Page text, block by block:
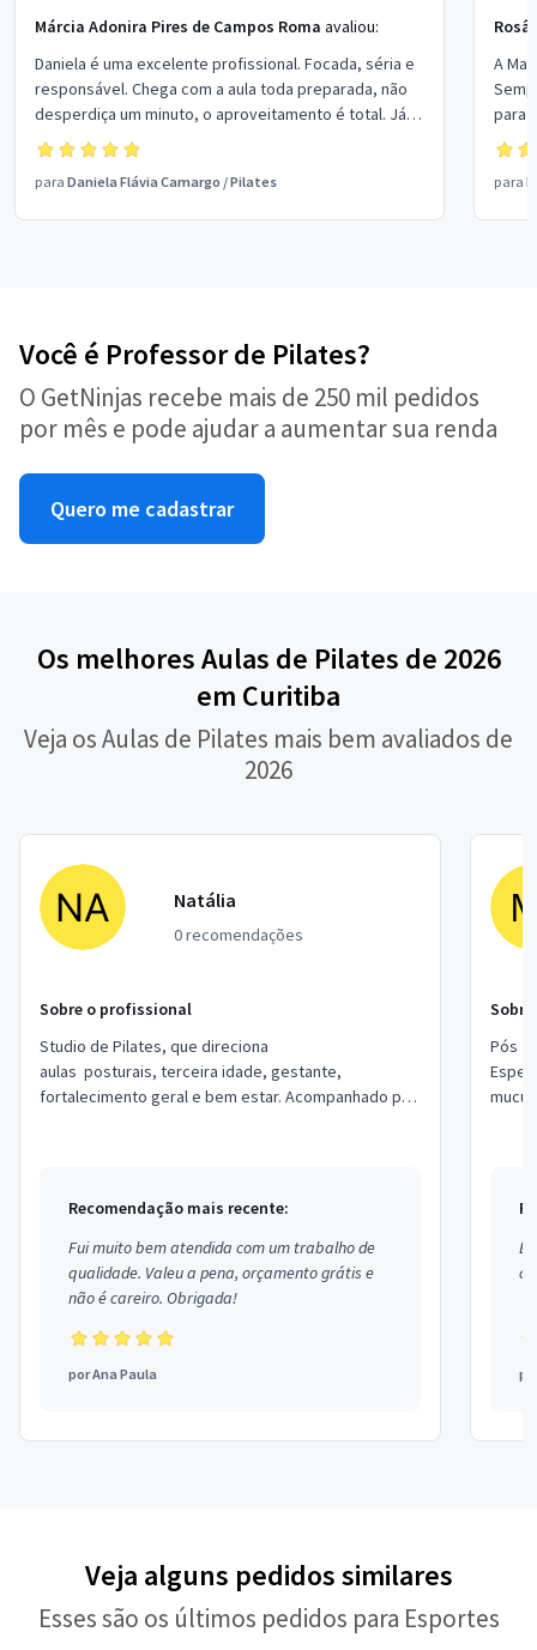
Márcia Adonira Pires de Campos Roma avaliou:
Daniela é uma excelente profissional. Focada, séria e
responsável. Chega com a aula toda preparada, não
desperdiça um minuto, o aproveitamento é total. Já
recomendei para algumas pessoas e todas estão
satisfeitas.
para Daniela Flávia Camargo /Pilates
A
para
para
Você é Professor de Pilates?
O GetNinjas recebe mais de 250 mil pedidos
por mês e pode ajudar a aumentar sua renda
Quero me cadastrar
Os melhores Aulas de Pilates de 2026
em Curitiba
Veja os Aulas de Pilates mais bem avaliados de
2026
Natália
0 recomendações
Sobre o profissional
Studio de Pilates, que direciona
aulas posturais, terceira idade, gestante,
fortalecimento geral e bem estar. Acompanhado por
Recomendação mais recente:
Fui muito bem atendida com um trabalho de
qualidade. Valeu a pena, orçamento grátis e
não é careiro. Obrigada!
porAna Paula
Pós
Veja alguns pedidos similares
Esses são os últimos pedidos para Esportes